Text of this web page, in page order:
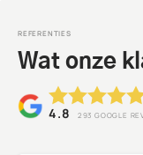
REFERENTIES
Wat onze
4.8 293 GOOGLE